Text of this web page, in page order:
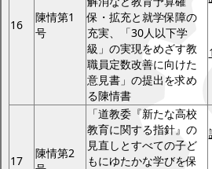
16
陳情第1
号
保・拡充と就学保障の
充実、「30人以下学
級」の実現をめざす教
職員定数改善に向けた
意見書」の提出を求め
る陳情書
17
陳情第2
「道教委『新たな高校
教育に関する指針』の
見直しとすべての子ど
もにゆたかな学びを保